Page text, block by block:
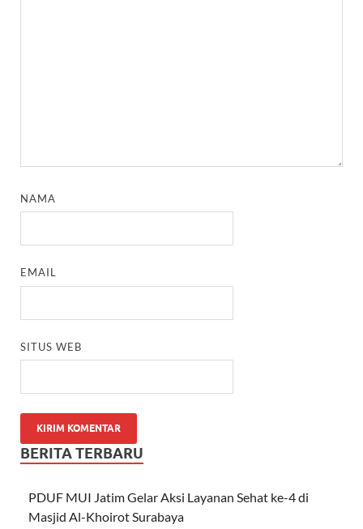
NAMA
EMAIL
SITUS WEB
BERITA TERBARU
PDUF MUI Jatim Gelar Aksi Layanan Sehat ke-4 di
Masjid Al-Khoirot Surabaya